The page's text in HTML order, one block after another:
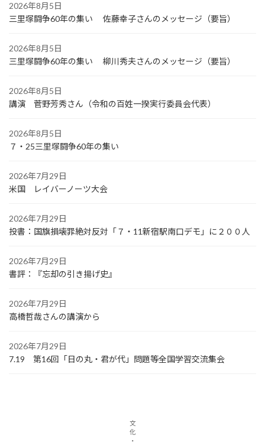
2026年8月5日
三里塚闘争60年の集い 佐藤幸子さんのメッセージ（要旨）
2026年8月5日
三里塚闘争60年の集い 柳川秀夫さんのメッセージ（要旨）
2026年8月5日
講演 菅野芳秀さん（令和の百姓一揆実行委員会代表）
2026年8月5日
７・25三里塚闘争60年の集い
2026年7月29日
米国 レイバーノーツ大会
2026年7月29日
投書：国旗損壊罪絶対反対「７・11新宿駅南口デモ」に２００人
2026年7月29日
書評：『忘却の引き揚げ史』
2026年7月29日
高橋哲哉さんの講演から
2026年7月29日
7.19 第16回「日の丸・君が代」問題等全国学習交流集会
文
化